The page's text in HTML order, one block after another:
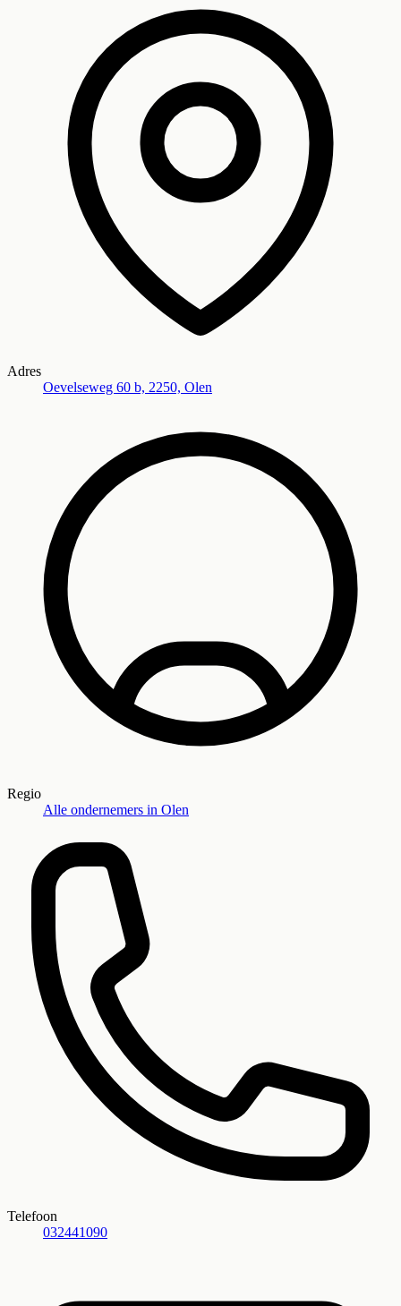
Adres
Oevelseweg 60 b, 2250, Olen
Regio
Alle ondernemers in Olen
Telefoon
032441090